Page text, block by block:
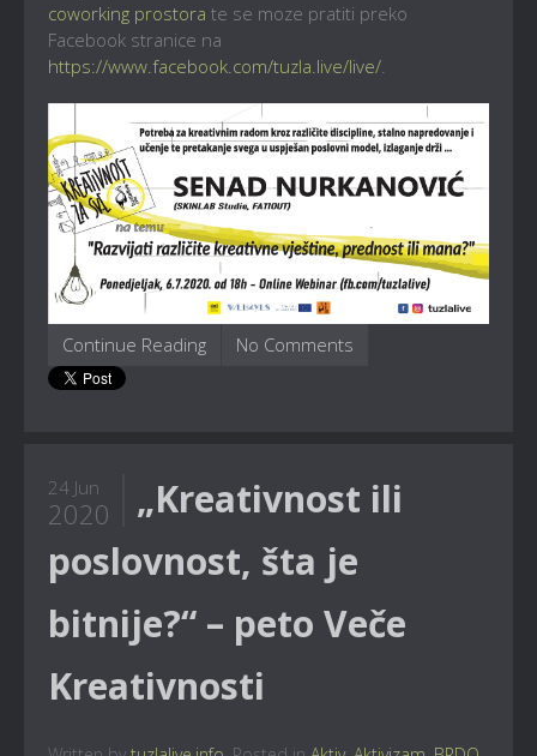
coworking prostora te se moze pratiti preko
Facebook stranice na
https://www.facebook.com/tuzla.live/live/.
Continue Reading No Comments
24 Jun
2020
„Kreativnost ili
poslovnost, šta je
bitnije?“ – peto Veče
Kreativnosti